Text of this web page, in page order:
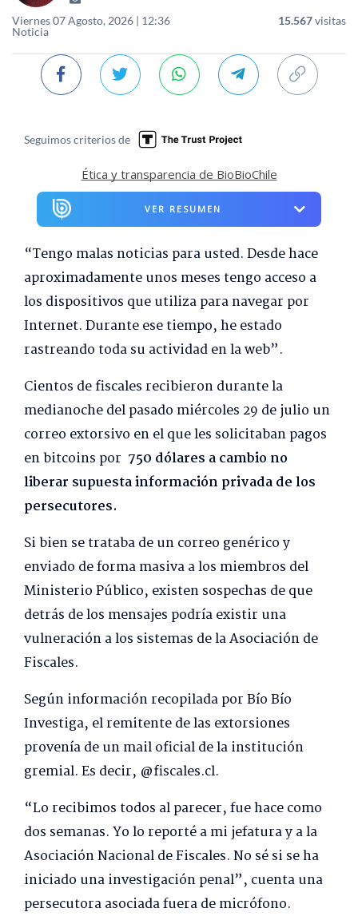
Viernes 07 Agosto, 2026 | 12:36
Noticia
15.567visitas
Seguimos criterios de
Ética y transparencia de BioBioChile
VER RESUMEN
“Tengo malas noticias para usted. Desde hace
aproximadamente unos meses tengo acceso a
los dispositivos que utiliza para navegar por
Internet. Durante ese tiempo, he estado
rastreando toda su actividad en la web”.
Cientos de fiscales recibieron durante la
medianoche del pasado miércoles 29 de julio un
correo extorsivo en el que les solicitaban pagos
en bitcoins por 750 dólares a cambio no
liberar supuesta información privada de los
persecutores.
Si bien se trataba de un correo genérico y
enviado de forma masiva a los miembros del
Ministerio Público, existen sospechas de que
detrás de los mensajes podría existir una
vulneración a los sistemas de la Asociación de
Fiscales.
Según información recopilada por Bío Bío
Investiga, el remitente de las extorsiones
provenía de un mail oficial de la institución
gremial. Es decir, @fiscales.cl.
“Lo recibimos todos al parecer, fue hace como
dos semanas. Yo lo reporté a mi jefatura y a la
Asociación Nacional de Fiscales. No sé si se ha
iniciado una investigación penal”, cuenta una
persecutora asociada fuera de micrófono.